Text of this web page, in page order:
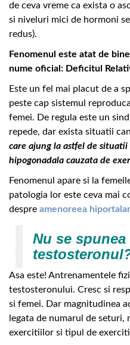
de ceva vreme ca exista o
si niveluri mici de hormoni
redus).
Fenomenul este atat de
nume oficial: Deficitul
Este un fel mai placut de a
peste cap sistemul
femei. De regula este un
repede, dar exista situatii
care ajung la astfel de
hipogonadala cauzata de
Fenomenul apare si la
patologia lor este ceva mai
despre amenoreea
Nu se
Asa este! Antrenamentele
testosteronului. Cresc si
si femei. Dar magnitudinea
legata de numarul de
exercitiilor si tipul de